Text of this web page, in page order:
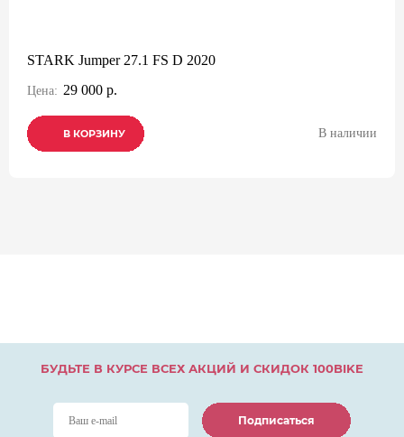
STARK Jumper 27.1 FS D 2020
Цена: 29 000 р.
В КОРЗИНУ
В КОРЗИНУ
В КОРЗИНУ В наличии
БУДЬТЕ В КУРСЕ ВСЕХ АКЦИЙ И СКИДОК 100BIKE
Подписаться
Подписаться
Подписаться